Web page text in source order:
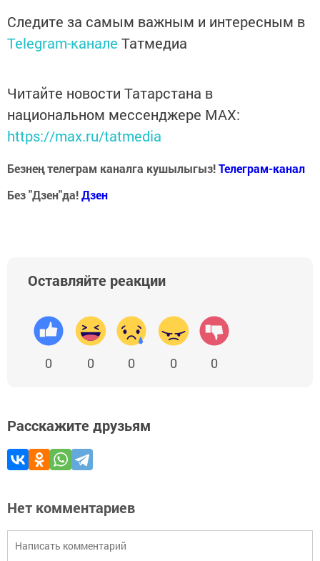
Следите за самым важным и интересным в
Telegram-канале Татмедиа
Читайте новости Татарстана в
национальном мессенджере MАХ:
https://max.ru/tatmedia
Безнең телеграм каналга кушылыгыз!Телеграм-канал
Без "Дзен"да!Дзен
Оставляйте реакции
0 0 0 0 0
Расскажите друзьям
Нет комментариев